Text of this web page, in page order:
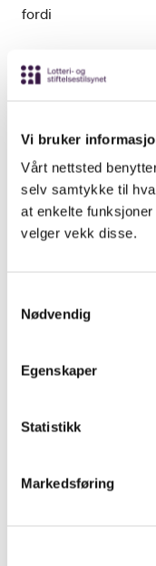
Vi bruker
Vårt nettsted
selv samtykke til
at enkelte
velger vekk disse.
Nødvendig
Egenskaper
Statistikk
Markedsføring
fordi
norske
Kindred (eller
norske
forbodet mot
spelsider/
Lotteritilsynet
Vedtaket er